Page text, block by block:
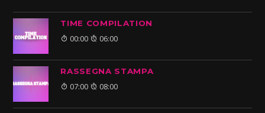
TIME COMPILATION
00:00 06:00
RASSEGNA STAMPA
07:00 08:00